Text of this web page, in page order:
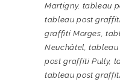
Martigny, tableau
tableau post
graffiti Morges ,
Neuchâtel ,tableau
post graffiti Pully,
tableau post